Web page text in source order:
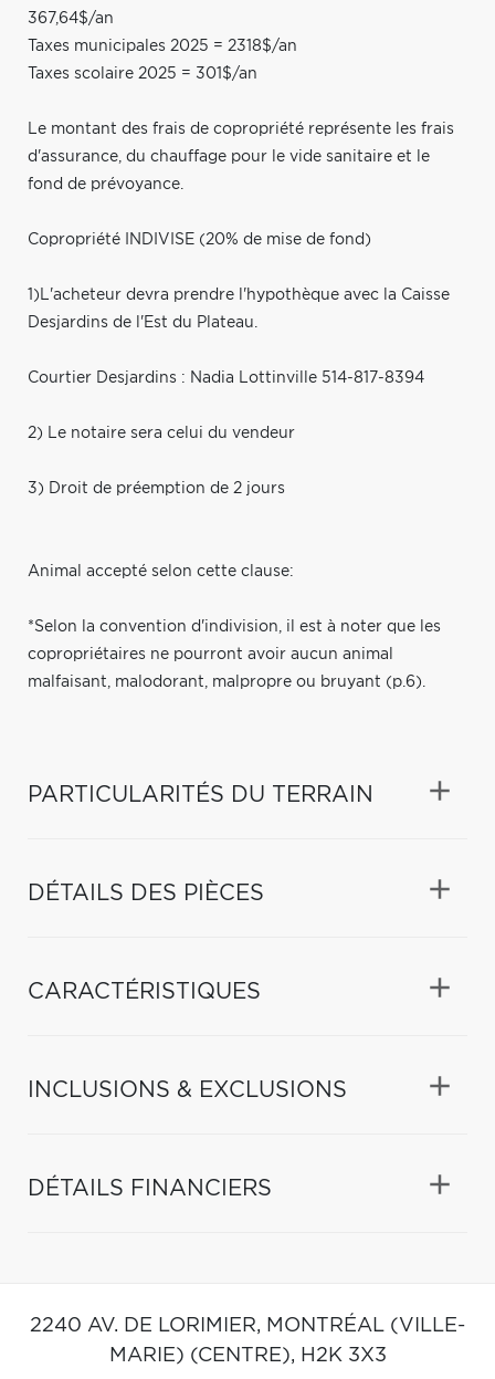
367,64$/an
Taxes municipales 2025 = 2318$/an
Taxes scolaire 2025 = 301$/an
Le montant des frais de copropriété représente les frais
d'assurance, du chauffage pour le vide sanitaire et le
fond de prévoyance.
Copropriété INDIVISE (20% de mise de fond)
1)L'acheteur devra prendre l'hypothèque avec la Caisse
Desjardins de l'Est du Plateau.
Courtier Desjardins : Nadia Lottinville 514-817-8394
2) Le notaire sera celui du vendeur
3) Droit de préemption de 2 jours
Animal accepté selon cette clause:
*Selon la convention d'indivision, il est à noter que les
copropriétaires ne pourront avoir aucun animal
malfaisant, malodorant, malpropre ou bruyant (p.6).
PARTICULARITÉS DU TERRAIN
DÉTAILS DES PIÈCES
CARACTÉRISTIQUES
INCLUSIONS & EXCLUSIONS
DÉTAILS FINANCIERS
2240 AV. DE LORIMIER, MONTRÉAL (VILLE-
MARIE) (CENTRE), H2K 3X3